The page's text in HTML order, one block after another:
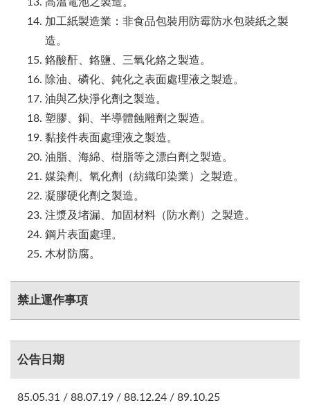
加工紙製造業：非食品包裝用防霉防水包裝紙之製
造。
鉻酸酐、鉻鹽、三氧化鉻之製造。
除油、磷化、鈍化之表面處理液之製造。
油與乙炔淨化劑之製造。
塑膠、銅、半導體蝕雕劑之製造。
黏接件表面處理液之製造。
油脂、海綿、樹脂等之漂白劑之製造。
媒染劑、氧化劑（紡織印染業）之製造。
凝膠硬化劑之製造。
注漿及堵漏、加固材料（防水劑）之製造。
鋼片表面處理。
木材防腐。
禁止運作事項
公告日期
85.05.31 / 88.07.19 / 88.12.24 / 89.10.25